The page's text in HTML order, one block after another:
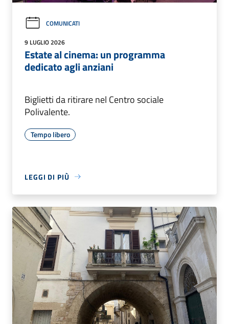
COMUNICATI
9 LUGLIO 2026
Estate al cinema: un programma
dedicato agli anziani
Biglietti da ritirare nel Centro sociale
Polivalente.
Tempo libero
LEGGI DI PIÙ